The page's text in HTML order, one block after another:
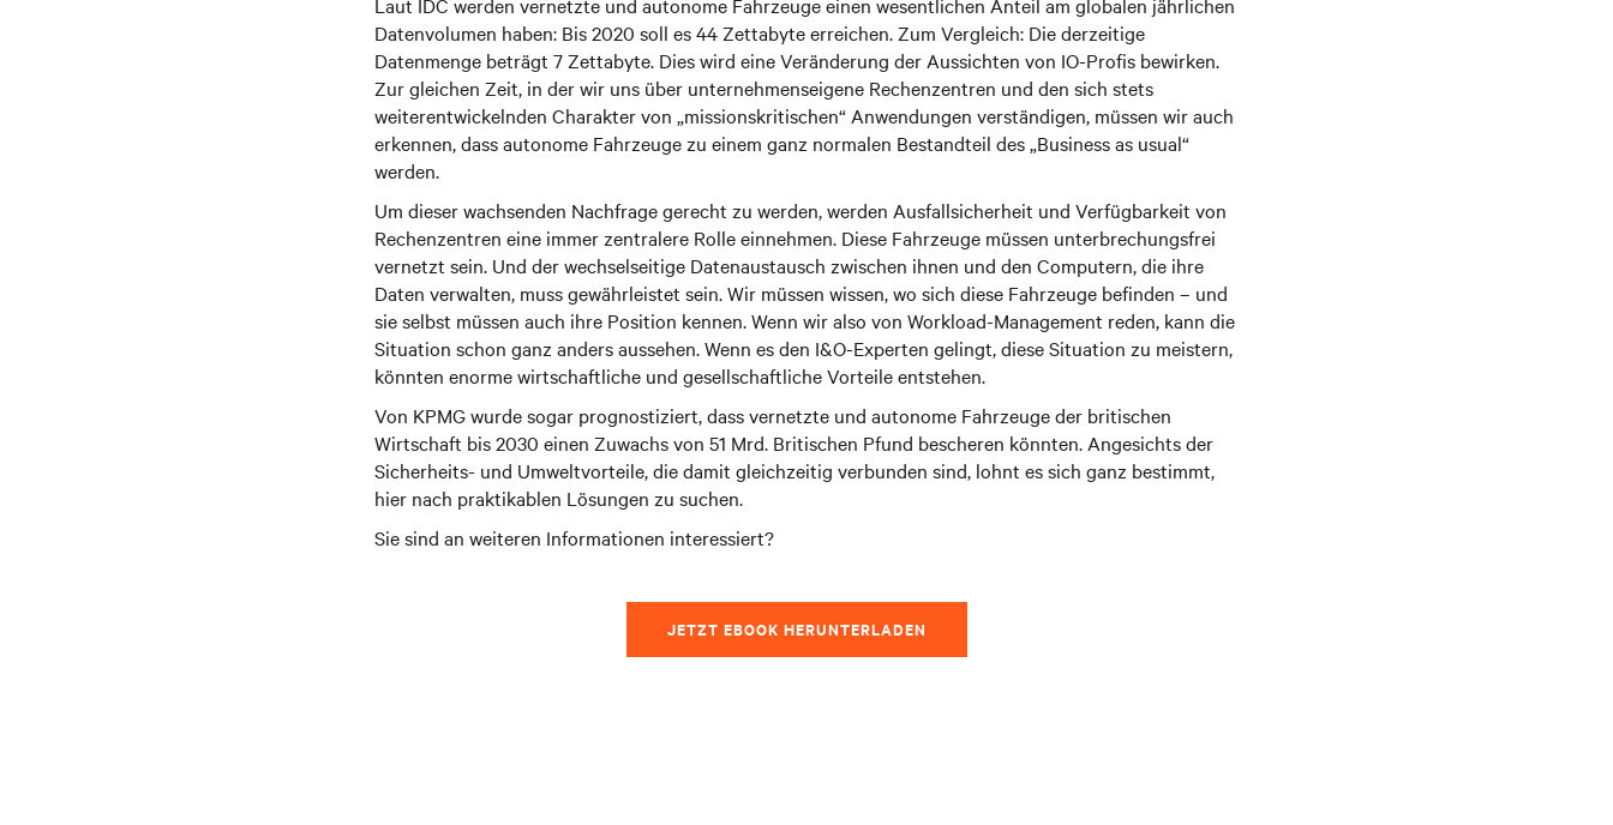
Datenvolumen haben: Bis 2020 soll es 44 Zettabyte erreichen. Zum Vergleich: Die derzeitige
Datenmenge beträgt 7 Zettabyte. Dies wird eine Veränderung der Aussichten von IO-Profis bewirken.
Zur gleichen Zeit, in der wir uns über unternehmenseigene Rechenzentren und den sich stets
weiterentwickelnden Charakter von „missionskritischen“ Anwendungen verständigen, müssen wir auch
erkennen, dass autonome Fahrzeuge zu einem ganz normalen Bestandteil des „Business as usual“
werden.
Um dieser wachsenden Nachfrage gerecht zu werden, werden Ausfallsicherheit und Verfügbarkeit von
Rechenzentren eine immer zentralere Rolle einnehmen. Diese Fahrzeuge müssen unterbrechungsfrei
vernetzt sein. Und der wechselseitige Datenaustausch zwischen ihnen und den Computern, die ihre
Daten verwalten, muss gewährleistet sein. Wir müssen wissen, wo sich diese Fahrzeuge befinden – und
sie selbst müssen auch ihre Position kennen. Wenn wir also von Workload-Management reden, kann die
Situation schon ganz anders aussehen. Wenn es den I&O-Experten gelingt, diese Situation zu meistern,
könnten enorme wirtschaftliche und gesellschaftliche Vorteile entstehen.
Von KPMG wurde sogar prognostiziert, dass vernetzte und autonome Fahrzeuge der britischen
Wirtschaft bis 2030 einen Zuwachs von 51 Mrd. Britischen Pfund bescheren könnten. Angesichts der
Sicherheits- und Umweltvorteile, die damit gleichzeitig verbunden sind, lohnt es sich ganz bestimmt,
hier nach praktikablen Lösungen zu suchen.
Sie sind an weiteren Informationen interessiert?
JETZT EBOOK HERUNTERLADEN